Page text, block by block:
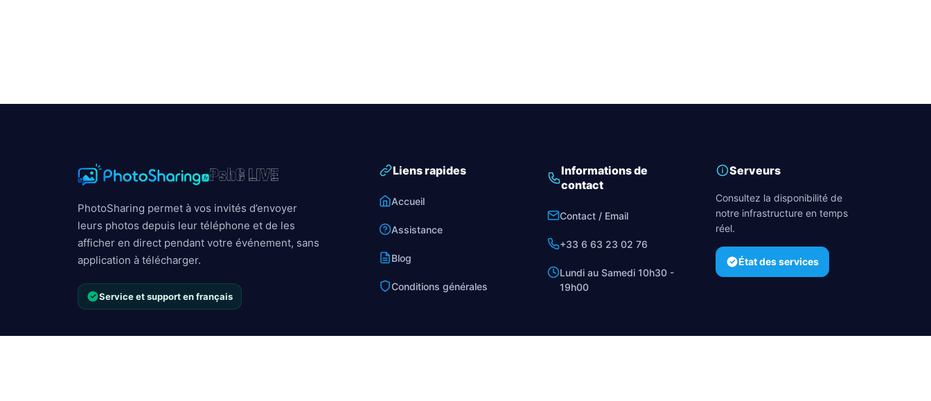
PhotoSharing permet à vos invités d’envoyer
leurs photos depuis leur téléphone et de les
afficher en direct pendant votre événement, sans
application à télécharger.
Service et support en français
Liens rapides
Accueil
Assistance
Blog
Conditions générales
Informations de
contact
Contact / Email
+33 6 63 23 02 76
Lundi au Samedi 10h30 -
19h00
Serveurs
Consultez la disponibilité de
notre infrastructure en temps
réel.
État des services